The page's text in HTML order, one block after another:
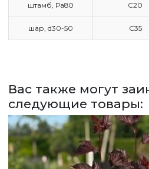
ГЛАВНАЯ
ПРАЙС
ВЕРНУТСЯ НА ГЛАВНЫЙ
штамб, Ра80 С20
шар, d30-50 С35
Вас также могут
следующие товары: